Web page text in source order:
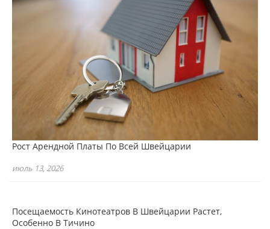
Рост Арендной Платы По Всей Швейцарии
июль 13, 2026
Посещаемость Кинотеатров В Швейцарии Растет,
Особенно В Тичино